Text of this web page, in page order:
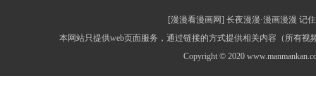
[漫漫看漫画网] 长夜漫漫·漫画漫漫 记
本网站只提供web页面服务，通过链接的方式提供相关内容（所有
Copyright © 2020